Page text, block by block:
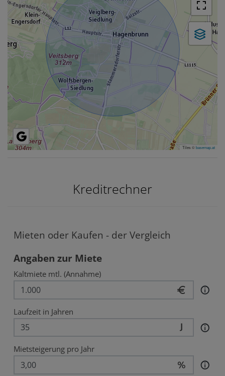
Tiles ©basemap.at
Kreditrechner